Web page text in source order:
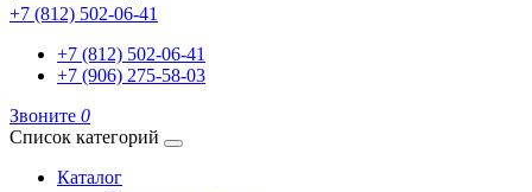
+7 (812) 502-06-41
+7 (812) 502-06-41
+7 (906) 275-58-03
Звоните 0
Список категорий
Каталог